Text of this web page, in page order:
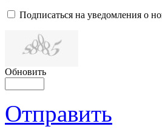
Подписаться на уведомления о
Обновить
Отправить